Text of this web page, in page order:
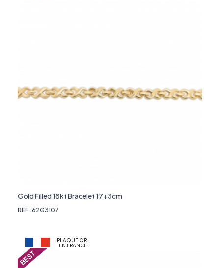
Gold Filled 18kt Bracelet 17+3cm
REF : 62G3107
PLAQUÉ OR
EN FRANCE
BEST